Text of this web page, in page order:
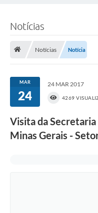
Notícias
Notícias Notícia
MAR
24
24 MAR 2017
4269
Visita da
Minas Gerais -